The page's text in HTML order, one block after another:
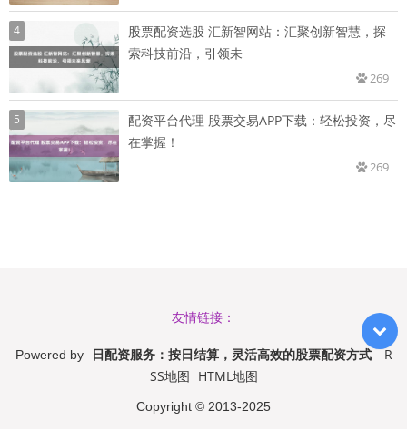
4
股票配资选股 汇新智网站：汇聚创新智慧，探
索科技前沿，引领未
269
5
配资平台代理 股票交易APP下载：轻松投资，尽
在掌握！
269
友情链接：
Powered by 日配资服务：按日结算，灵活高效的股票配资方式
R
SS地图 HTML地图
Copyright © 2013-2025